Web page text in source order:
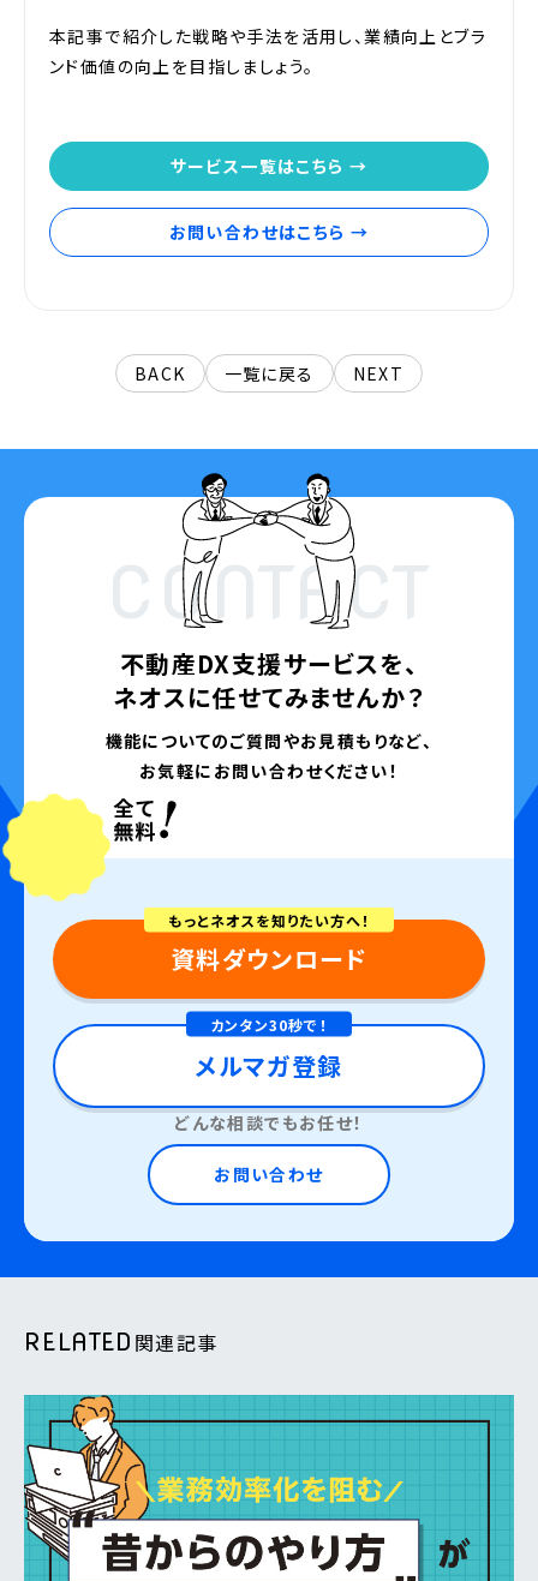
本記事で紹介した戦略や手法を活用し、業績向上とブラ
ンド価値の向上を目指しましょう。
サービス一覧はこちら →
お問い合わせはこちら →
BACK 一覧に戻る NEXT
CONTACT
不動産DX支援サービスを、
ネオスに任せてみませんか？
機能についてのご質問やお見積もりなど、
お気軽にお問い合わせください！
もっとネオスを知りたい方へ！
資料ダウンロード
カンタン30秒で！
メルマガ登録
どんな相談でもお任せ！
お問い合わせ
RELATED 関連記事